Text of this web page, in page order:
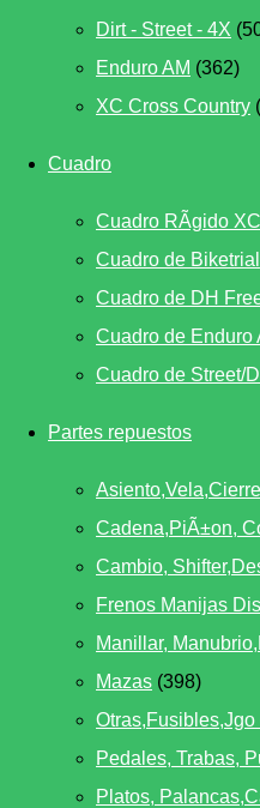
Dirt - Street - 4X
Enduro AM (362)
XC Cross Country
Cuadro
Cuadro RÃ­gido
Cuadro de Biketrial
Cuadro de DH
Cuadro de Enduro
Cuadro de Street/
Partes repuestos
Cadena,PiÃ±on,
Cambio,
Frenos Manijas
Manillar,
Mazas (398)
Otras,Fusibles,Jgo
Pedales, Trabas,
Platos,